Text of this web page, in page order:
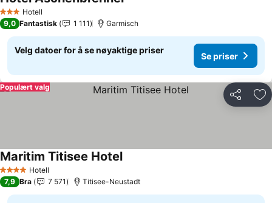
3 StjernerHotell
9,0 Fantastisk 1 111 Garmisch
Velg datoer for å se nøyaktige priser
Se priser
Del
Populært valg
4 StjernerHotell
Maritim Titisee HotelSe priser
7,9 Bra 7 571 Titisee-Neustadt